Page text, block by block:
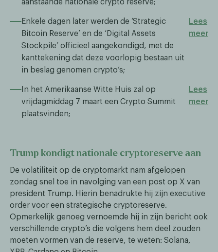
aanstaande nationale crypto reserve;
Enkele dagen later werden de ‘Strategic
Bitcoin Reserve’ en de ‘Digital Assets
Stockpile’ officieel aangekondigd, met de
kanttekening dat deze voorlopig bestaan uit
in beslag genomen crypto’s;
Lees
meer
In het Amerikaanse Witte Huis zal op
vrijdagmiddag 7 maart een Crypto Summit
plaatsvinden;
Lees
meer
Trump kondigt nationale cryptoreserve aan
De volatiliteit op de cryptomarkt nam afgelopen
zondag snel toe in navolging van een post op X van
president Trump. Hierin benadrukte hij zijn executive
order voor een strategische cryptoreserve.
Opmerkelijk genoeg vernoemde hij in zijn bericht ook
verschillende crypto’s die volgens hem deel zouden
moeten vormen van de reserve, te weten: Solana,